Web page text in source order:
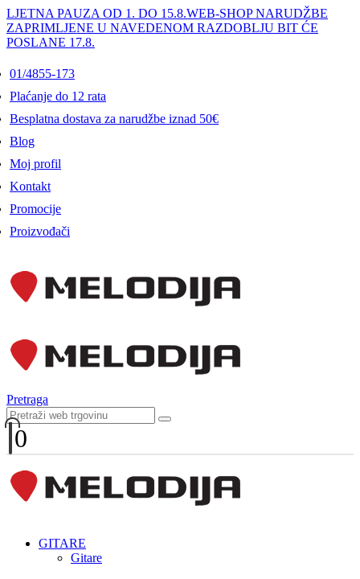
LJETNA PAUZA OD 1. DO 15.8.WEB-SHOP NARUDŽBE
ZAPRIMLJENE U NAVEDENOM RAZDOBLJU BIT ĆE
POSLANE 17.8.
01/4855-173
Plaćanje do 12 rata
Besplatna dostava za narudžbe iznad 50€
Blog
Moj profil
Kontakt
Promocije
Proizvođači
Pretraga
0
GITARE
Gitare